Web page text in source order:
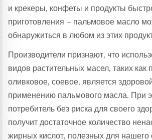
и крекеры, конфеты и продукты
приготовления – пальмовое масло
обнаружиться в любом из этих
Производители признают, что
видов растительных масел, таких как
оливковое, соевое, является
применению пальмового масла. При
потребитель без риска для своего
получит достаточное количество
жирных кислот, полезных для нашего